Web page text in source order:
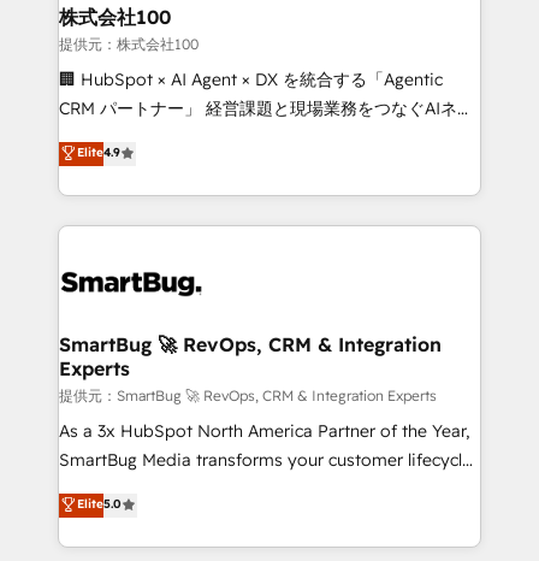
from week one, in your time zone. What we do ➤
Onboarding: Live in weeks, with workflows built
around your business, not a template. ➤ Migration:
Move from any legacy CRM. Zero downtime, full data
run your revenue process. Sales, marketing, and
service wired together. ➤ AI and Integrations: Layer
tune-ups, feature rollouts, adoption coaching. Buying
HubSpot, switching to it, or reviving a stale portal?
We are built for the work.
株式会社100
提供元：株式会社100
🏢 HubSpot × AI Agent × DX を統合する「Agentic
CRM パートナー」 経営課題と現場業務をつなぐAIネイ
ティブ・エージェンシーとして、HubSpot Eliteの実装
力で顧客フロント業務を再設計します。 💡 100inc は何
をする会社か？ HubSpotを共通基盤に、AIエージェン
トを組み込んだ顧客フロント業務（マーケティング・営
ィブ・エージェンシーです。事業部・グループ会社・部
を、CRMを軸とした全社共通基盤に再構築します。意
思決定者・PMO・現場担当者に並走します。 1️⃣
HubSpot導入・活用支援 顧客データの一元化から、
GTMの見える化・自動化まで。全Hub統合運用、デー
タ品質設計、グループ横断のCRM統合に対応します。
の一部をAIが自律実行する組織への移行を設計・実装。
Breeze・Claude等をHubSpotと連携させ、役割定義・
Elite4.9
SmartBug 🚀 RevOps, CRM & Integration
Experts
提供元：SmartBug 🚀 RevOps, CRM & Integration Experts
As a 3x HubSpot North America Partner of the Year,
SmartBug Media transforms your customer lifecycle
into a revenue engine. Our unified ecosystem
includes specialized divisions Globalia (AI &
Software) and Point Success Media (Paid Media),
Elite5.0